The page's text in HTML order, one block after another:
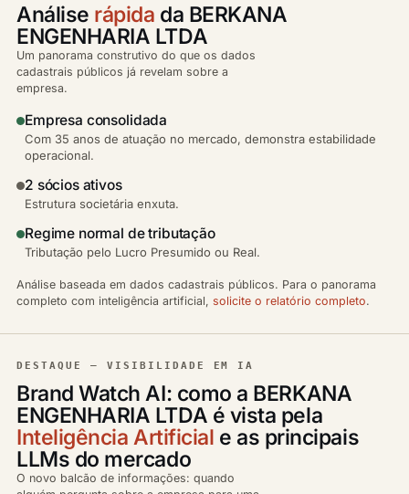
Análise rápida da BERKANA
ENGENHARIA LTDA
Um panorama construtivo do que os dados
cadastrais públicos já revelam sobre a
empresa.
Empresa consolidada
Com 35 anos de atuação no mercado, demonstra estabilidade
operacional.
2 sócios ativos
Estrutura societária enxuta.
Regime normal de tributação
Tributação pelo Lucro Presumido ou Real.
Análise baseada em dados cadastrais públicos. Para o panorama
completo com inteligência artificial, solicite o relatório completo.
DESTAQUE — VISIBILIDADE EM IA
Brand Watch AI: como a BERKANA
ENGENHARIA LTDA é vista pela
Inteligência Artificial e as principais
LLMs do mercado
O novo balcão de informações: quando